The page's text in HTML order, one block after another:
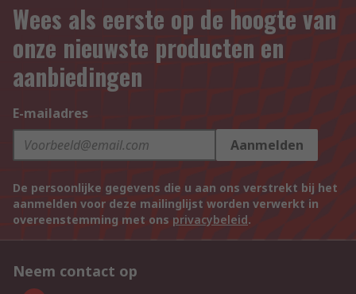
Wees als eerste op de hoogte van
onze nieuwste producten en
aanbiedingen
E-mailadres
Aanmelden
De persoonlijke gegevens die u aan ons verstrekt bij het
aanmelden voor deze mailinglijst worden verwerkt in
overeenstemming met ons privacybeleid.
Neem contact op